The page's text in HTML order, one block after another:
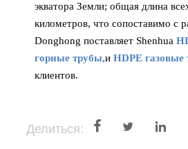
экватора Земли; общая длина
километров, что сопоставимо с
Donghong поставляет Shenhua
горные трубы,и HDPE газовые
клиентов.
Делиться:   